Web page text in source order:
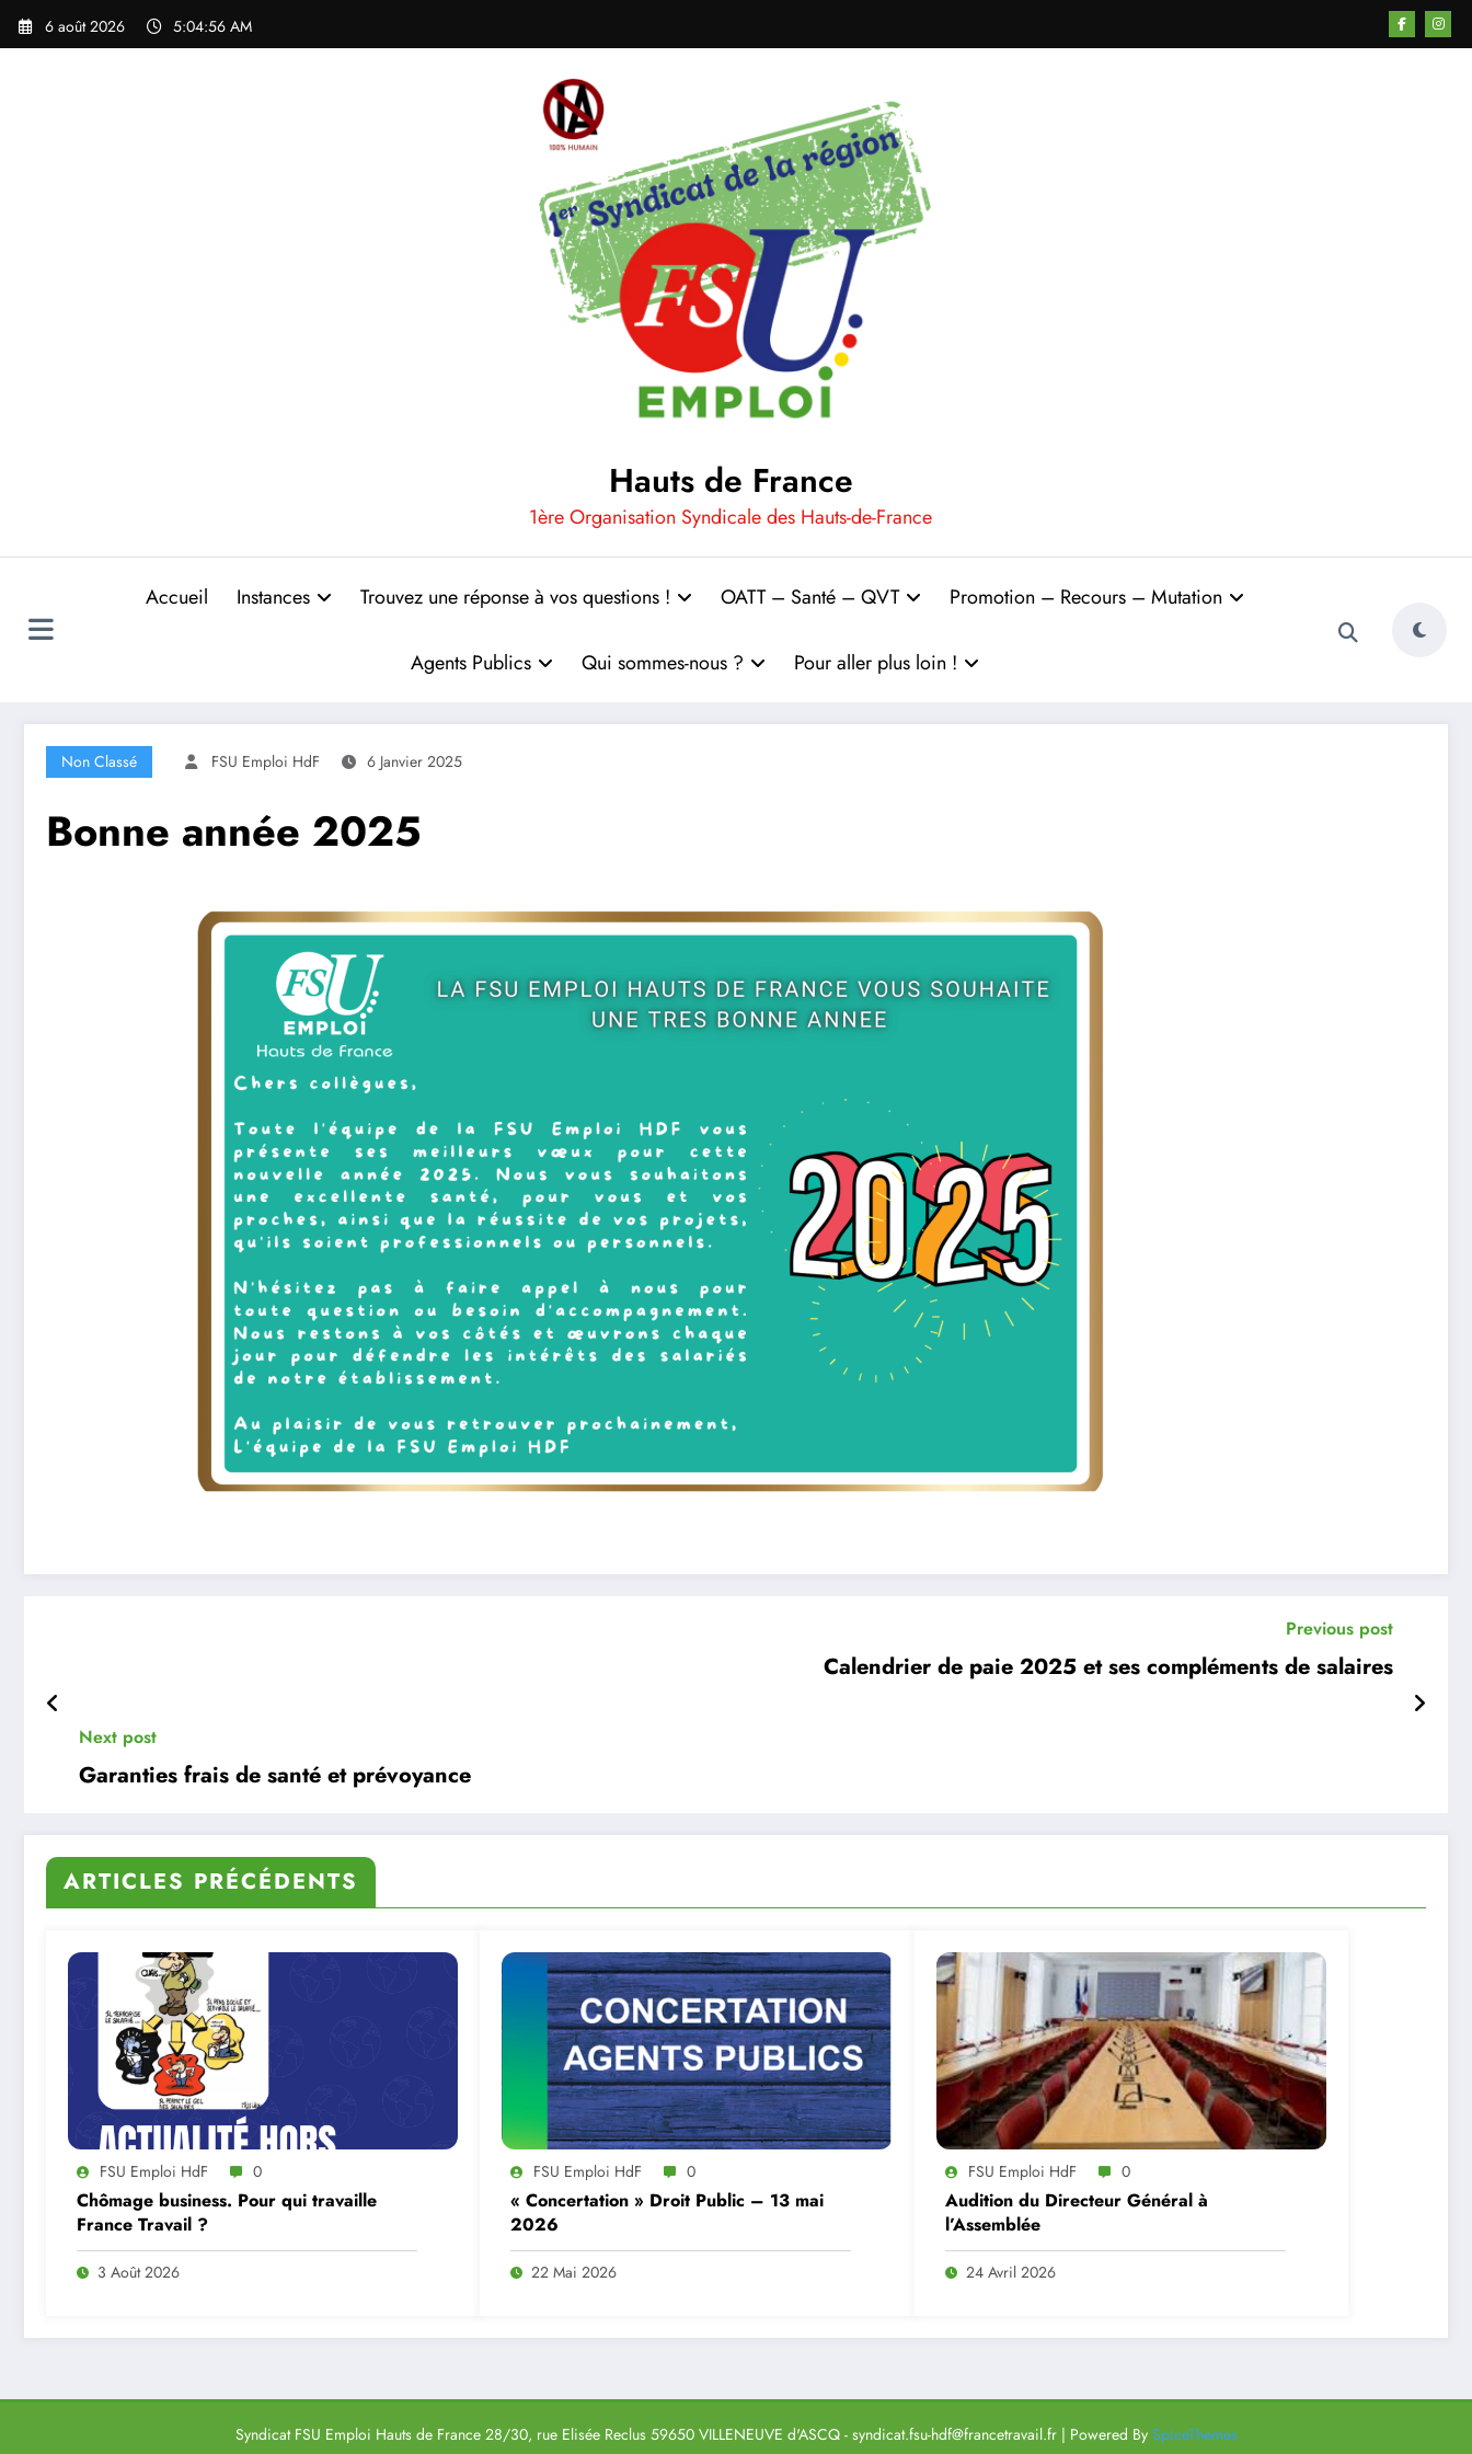
Aller
6 août 2026 5:04:57 AM
Hauts de France
1ère Organisation Syndicale des Hauts-de-France
Accueil Instances Trouvez une réponse à vos questions ! OATT – Santé – QVT Promotion – Recours – Mutation
Agents Publics Qui sommes-nous ? Pour aller plus loin !
Non Classé FSU Emploi HdF 6 Janvier 2025
Bonne année 2025
Previous post
Calendrier de paie 2025 et ses compléments de salaires
Next post
Garanties frais de santé et prévoyance
ARTICLES PRÉCÉDENTS
FSU Emploi HdF 0
Chômage business. Pour qui travaille
France Travail ?
3 Août 2026
FSU Emploi HdF 0
« Concertation » Droit Public – 13 mai
2026
22 Mai 2026
FSU Emploi HdF 0
Audition du Directeur Général à
l’Assemblée
24 Avril 2026
Syndicat FSU Emploi Hauts de France 28/30, rue Elisée Reclus 59650 VILLENEUVE d'ASCQ - syndicat.fsu-hdf@francetravail.fr | Powered By SpiceThemes